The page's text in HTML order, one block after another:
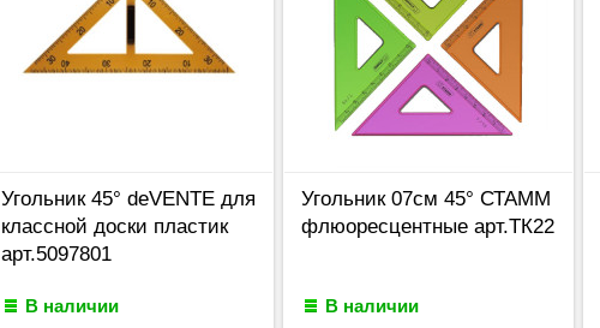
Угольник 45° deVENTE для
классной доски пластик
арт.5097801
В наличии
Угольник 07см 45° СТАММ
флюоресцентные арт.ТК22
В наличии